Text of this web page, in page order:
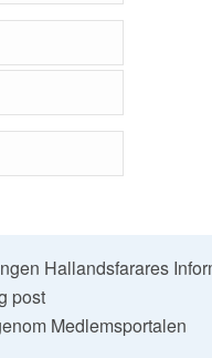
Hallandsfarares
post
Medlemsportalen